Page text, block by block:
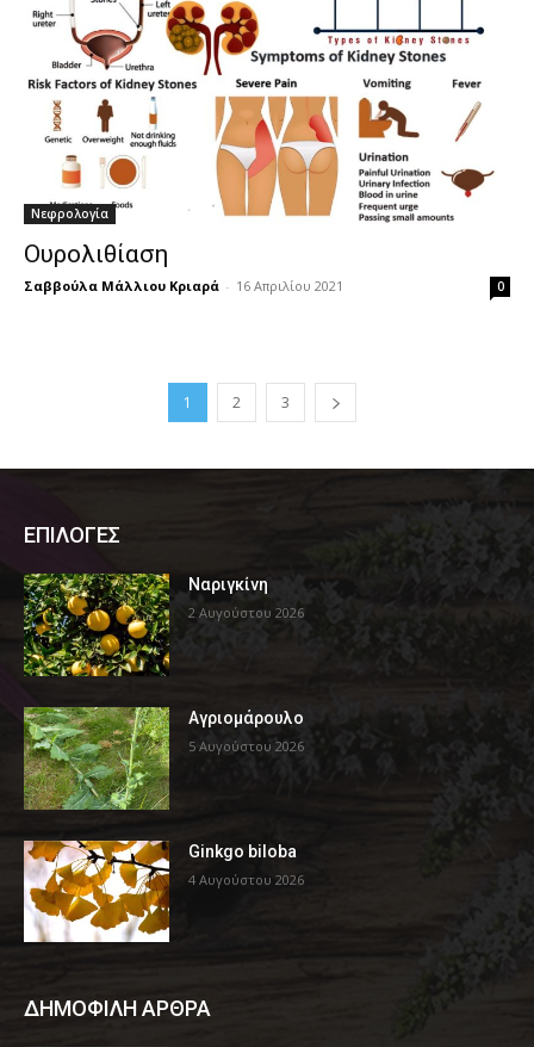
Νεφρολογία
Ουρολιθίαση
Σαββούλα Μάλλιου Κριαρά - 16 Απριλίου 2021 0
1 2 3
ΕΠΙΛΟΓΕΣ
Ναριγκίνη
2 Αυγούστου 2026
Αγριομάρουλο
5 Αυγούστου 2026
Ginkgo biloba
4 Αυγούστου 2026
ΔΗΜΟΦΙΛΗ ΑΡΘΡΑ